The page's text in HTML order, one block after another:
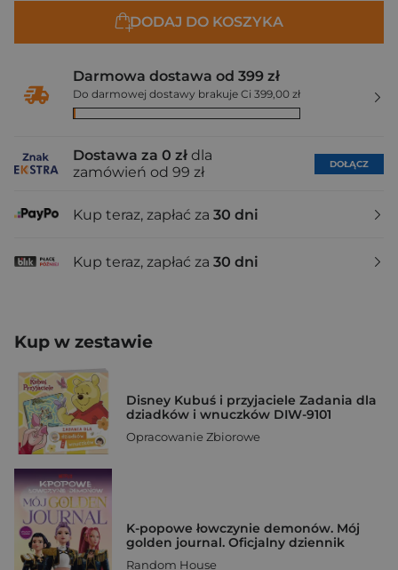
DODAJ DO KOSZYKA
Darmowa dostawa od 399 zł
Do darmowej dostawy brakuje Ci 399,00 zł
Dostawa za 0 zł dla
zamówień od 99 zł
DOŁĄCZ
Kup teraz, zapłać za 30 dni
Kup teraz, zapłać za 30 dni
Kup w zestawie
Disney Kubuś i przyjaciele Zadania dla
dziadków i wnuczków DIW-9101
Opracowanie Zbiorowe
K-popowe łowczynie demonów. Mój
golden journal. Oficjalny dziennik
Random House